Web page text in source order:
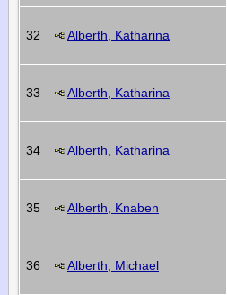
32 Alberth, Katharina
33 Alberth, Katharina
34 Alberth, Katharina
35 Alberth, Knaben
36 Alberth, Michael